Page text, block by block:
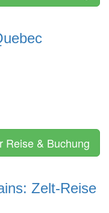
Reise & Buchung
Zelt-Reise